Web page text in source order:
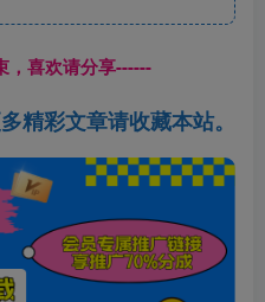
，喜欢请分享------
精彩文章请收藏本站。